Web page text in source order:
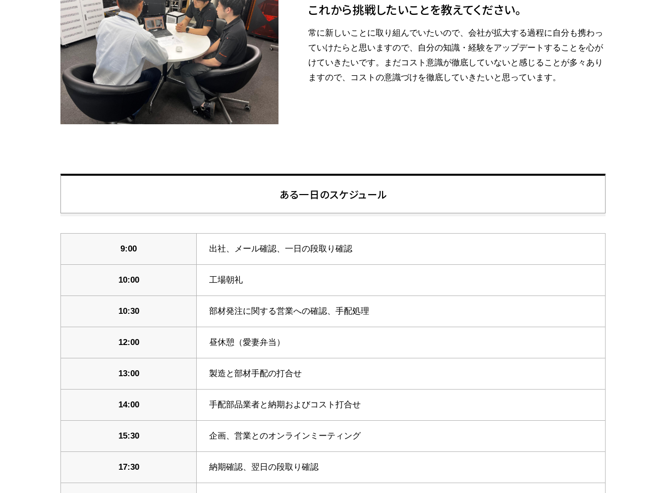
これから挑戦したいことを教えてください。
常に新しいことに取り組んでいたいので、会社が拡大する過程に自分も携わっ
ていけたらと思いますので、自分の知識・経験をアップデートすることを心が
けていきたいです。まだコスト意識が徹底していないと感じることが多々あり
ますので、コストの意識づけを徹底していきたいと思っています。
ある一日のスケジュール
9:00 出社、メール確認、一日の段取り確認
10:00 工場朝礼
10:30 部材発注に関する営業への確認、手配処理
12:00 昼休憩（愛妻弁当）
13:00 製造と部材手配の打合せ
14:00 手配部品業者と納期およびコスト打合せ
15:30 企画、営業とのオンラインミーティング
17:30 納期確認、翌日の段取り確認